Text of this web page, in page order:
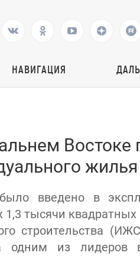
НАВИГАЦИЯ
Востоке
жилья
введено в
тысячи
строительства
одним из лидеров